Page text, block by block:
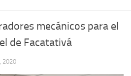
mecánicos para el
de Facatativá
2020